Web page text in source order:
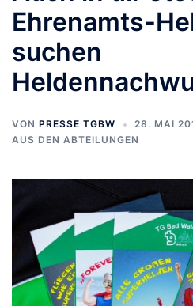
Ehrenamts-
suchen
VON PRESSE TGBW
28. MAI
AUS DEN ABTEILUNGEN